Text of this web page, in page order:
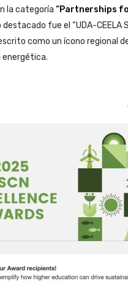
la categoría “Partnerships
fue el “UDA-CEELA
como un ícono regional
energética.